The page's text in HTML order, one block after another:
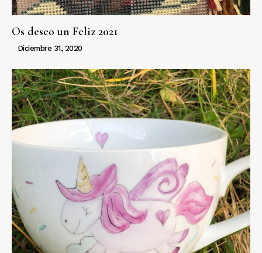
Os deseo un Feliz 2021
Diciembre 31, 2020